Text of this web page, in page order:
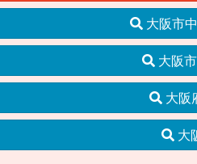
大阪市
大阪
大阪
大